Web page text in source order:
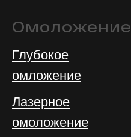
Омоложение
Глубокое
омложение
Лазерное
омоложение